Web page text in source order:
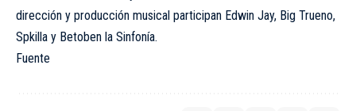
dirección y producción musical participan Edwin Jay, Big Trueno,
Spkilla y Betoben la Sinfonía.
Fuente